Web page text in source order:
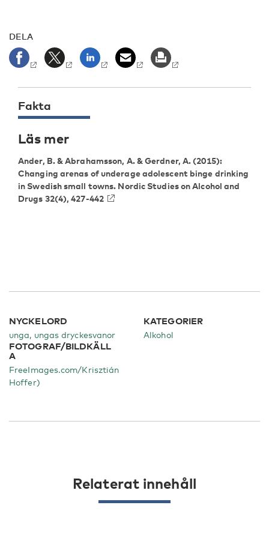
DELA
Fakta
Läs mer
Ander, B. & Abrahamsson, A. & Gerdner, A. (2015):
Changing arenas of underage adolescent binge drinking
in Swedish small towns. Nordic Studies on Alcohol and
Drugs 32(4), 427-442
NYCKELORD
unga, ungas dryckesvanor
KATEGORIER
Alkohol
FOTOGRAF/BILDKÄLL
A
FreeImages.com/Krisztián
Hoffer)
Relaterat innehåll